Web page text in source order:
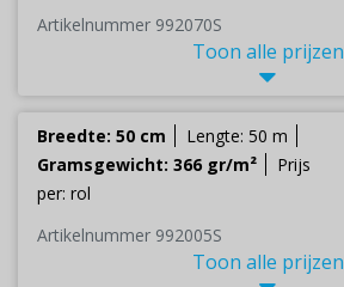
Artikelnummer 992070S
Toon alle prijzen
Breedte: 50 cm
Lengte: 50 m
Gramsgewicht: 366 gr/m²
Prijs
per: rol
Artikelnummer 992005S
Toon alle prijzen